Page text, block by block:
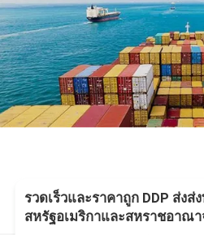
รวดเร็วและราคาถูก DDP ส่งส่
สหรัฐอเมริกาและสหราชอาณ